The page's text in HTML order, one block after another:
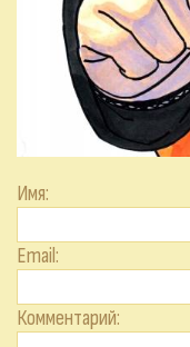
Имя:
Email:
Комментарий: